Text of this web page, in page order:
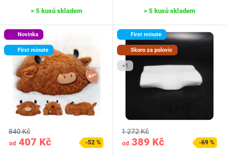
> 5 kusů skladem > 5 kusů skladem
Novinka
First minute
od 407 Kč
840 Kč
-52 %
First minute
Skoro za polovic
+1
od 389 Kč
1 272 Kč
-69 %